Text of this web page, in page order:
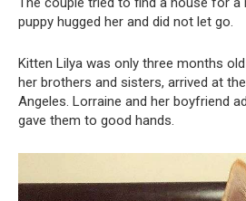
puppy hugged her and did not let go.
Kitten Lilya was only three months
her brothers and sisters, arrived at
Angeles. Lorraine and her boyfriend
gave them to good hands.